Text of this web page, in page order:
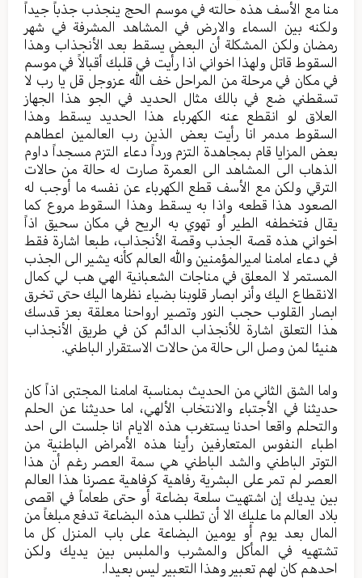
منا مع الأسف هذه حالته في موسم الحج ينجذب جذباً جيداً
ولكنه بين السماء والارض في المشاهد المشرفة في شهر
رمضان ولكن المشكلة أن البعض يسقط بعد الأنجذاب وهذا
السقوط قاتل ولهذا اخواني اذا رأيت في قلبك أقبالاً في موسم
في مكان في مرحلة من المراحل خف الله عزوجل قل يا رب لا
تسقطني ضع في بالك مثال الحديد في الجو هذا الجهاز
العلاق لو انقطع عنه الكهرباء هذا الحديد يسقط وهذا
السقوط مدمر انا رأيت بعض الذين رب العالمين اعطاهم
بعض المزايا قام بمجاهدة التزم ورداً دعاء التزم مسجداً داوم
الذهاب الى المشاهد الى العمرة صارت له حالة من حالات
الترقي ولكن مع الأسف قطع الكهرباء عن نفسه ما أوجب له
الصعود هذا قطعه واذا به يسقط وهذا السقوط مروع كما
يقال فتخطفه الطير أو تهوي به الريح في مكان سحيق اذاً
اخواني هذه قصة الجذب وقصة الأنجذاب، طبعا اشارة فقط
في دعاء امامنا اميرالمؤمنين والله العالم كأنه يشير الى الجذب
المستمر لا المعلق في مناجات الشعبانية الهي هب لي كمال
الانقطاع اليك وأنر ابصار قلوبنا بضياء نظرها اليك حتى تخرق
ابصار القلوب حجب النور وتصير ارواحنا معلقة بعز قدسك
هذا التعلق اشارة للأنجذاب الدائم كن في طريق الأنجذاب
هنيئا لمن وصل الى حالة من حالات الاستقرار الباطني.
واما الشق الثاني من الحديث بمناسبة امامنا المجتبى اذاً كان
حديثنا في الأجتباء والانتخاب الألهي، اما حديثنا عن الحلم
والتحلم واقعا احدنا يستغرب هذه الايام انا جلست الى احد
اطباء النفوس المتعارفين رأينا هذه الأمراض الباطنية من
التوتر الباطني والشد الباطني هي سمة العصر رغم أن هذا
العصر لم تمر على البشرية رفاهية كرفاهية عصرنا هذا العالم
بين يديك إن اشتهيت سلعة بضاعة أو حتى طعاماً في اقصى
بلاد العالم ما عليك الا أن تطلب هذه البضاعة تدفع مبلغاً من
المال بعد يوم أو يومين البضاعة على باب المنزل كل ما
تشتهيه في المأكل والمشرب والملبس بين يديك ولكن
احدهم كان لهم تعبير وهذا التعبير ليس بعيدا.